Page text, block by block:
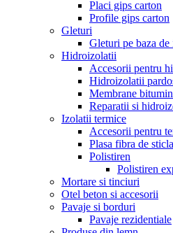
Placi gips carton
Profile gips carton
Gleturi
Gleturi pe baza de
Hidroizolatii
Accesorii pentru
Hidroizolatii
Membrane
Reparatii si
Izolatii termice
Accesorii pentru
Plasa fibra de sticla
Polistiren
Polistiren
Mortare si tinciuri
Otel beton si accesorii
Pavaje si borduri
Pavaje rezidentiale